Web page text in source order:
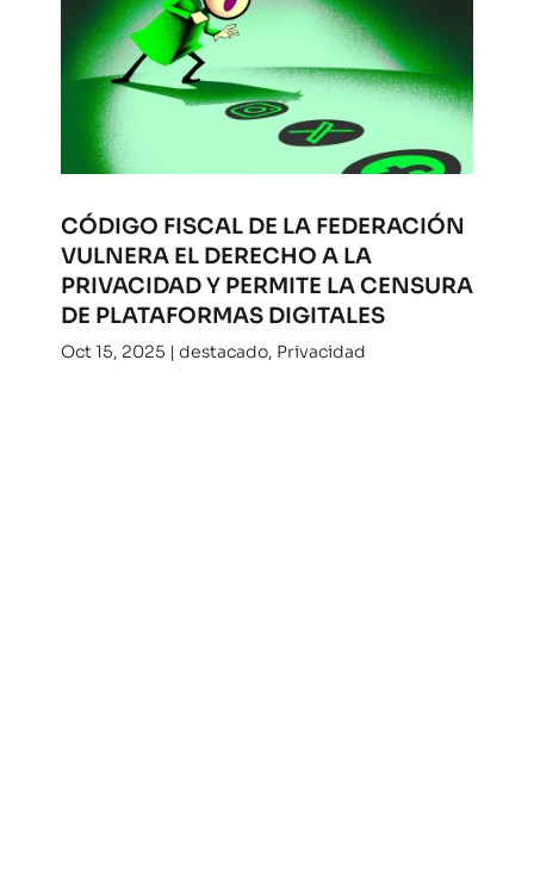
CÓDIGO FISCAL DE LA FEDERACIÓN
VULNERA EL DERECHO A LA
PRIVACIDAD Y PERMITE LA CENSURA
DE PLATAFORMAS DIGITALES
Oct 15, 2025 | destacado, Privacidad